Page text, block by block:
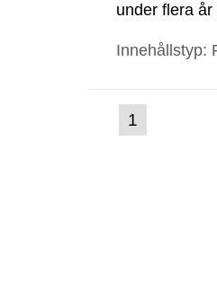
under flera
Innehållstyp:
Gå
till
1